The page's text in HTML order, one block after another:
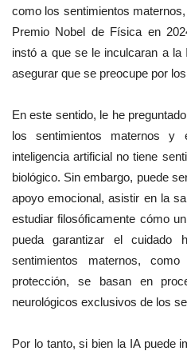
como los sentimientos
Premio Nobel de Física en
instó a que se le inculcaran a la
asegurar que se preocupe por
En este sentido, le he
los sentimientos maternos y
inteligencia artificial no tiene
biológico. Sin embargo, puede
apoyo emocional, asistir en la
estudiar filosóficamente cómo
pueda garantizar el cuidado
sentimientos maternos,
protección, se basan en
neurológicos exclusivos de los
Por lo tanto, si bien la IA puede